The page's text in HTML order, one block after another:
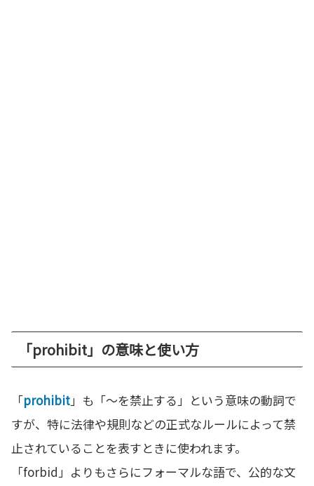
「prohibit」の意味と使い方
「prohibit」も「～を禁止する」という意味の動詞で
すが、特に法律や規則などの正式なルールによって禁
止されていることを表すときに使われます。
「forbid」よりもさらにフォーマルな語で、公的な文